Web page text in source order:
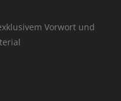
Vorwort und